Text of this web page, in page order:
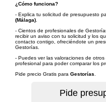
¿Cómo funciona?
- Explica tu solicitud de presupuesto
(Málaga)
- Cientos de profesionales de
recibir un aviso con tu solicitud y los
contacto contigo, ofreciéndote un
Gestorías.
- Puedes ver las valoraciones de
profesional para poder comparar los
Pide precio Gratis para Gestorías